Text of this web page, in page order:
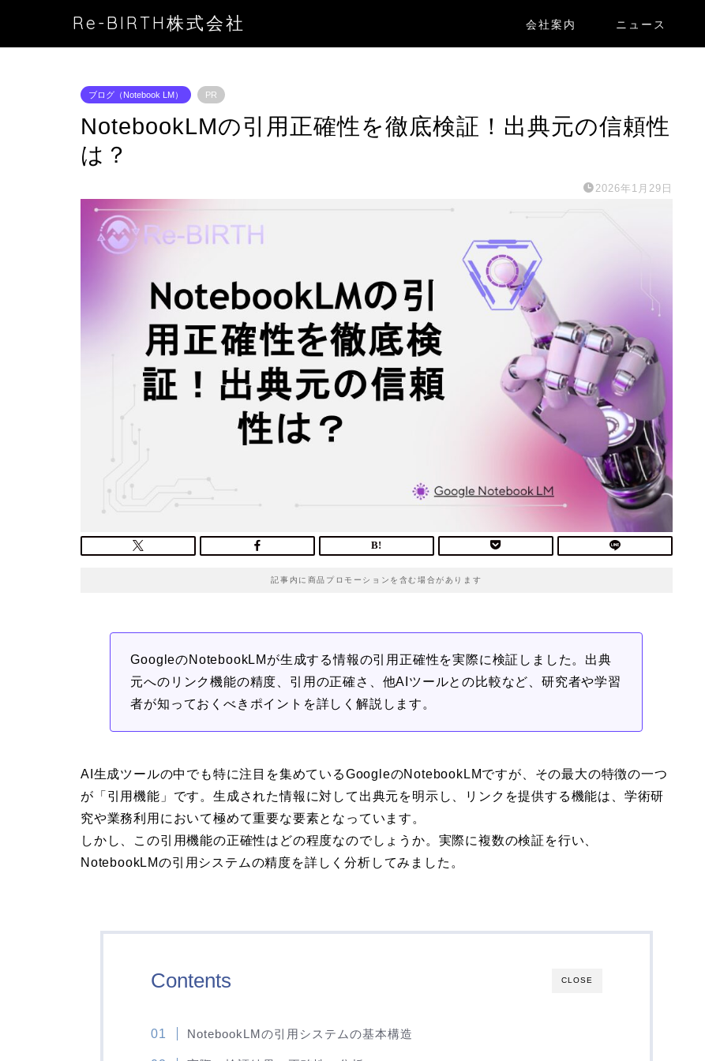
Re-BIRTH株式会社 会社案内 ニュース
ブログ（Notebook LM） PR
NotebookLMの引用正確性を徹底検証！出典元の信頼性
は？
2026年1月29日
記事内に商品プロモーションを含む場合があります
GoogleのNotebookLMが生成する情報の引用正確性を実際に検証しました。出典
元へのリンク機能の精度、引用の正確さ、他AIツールとの比較など、研究者や学習
者が知っておくべきポイントを詳しく解説します。
AI生成ツールの中でも特に注目を集めているGoogleのNotebookLMですが、その最大の特徴の一つ
が「引用機能」です。生成された情報に対して出典元を明示し、リンクを提供する機能は、学術研
究や業務利用において極めて重要な要素となっています。
しかし、この引用機能の正確性はどの程度なのでしょうか。実際に複数の検証を行い、
NotebookLMの引用システムの精度を詳しく分析してみました。
CLOSE
Contents
NotebookLMの引用システムの基本構造